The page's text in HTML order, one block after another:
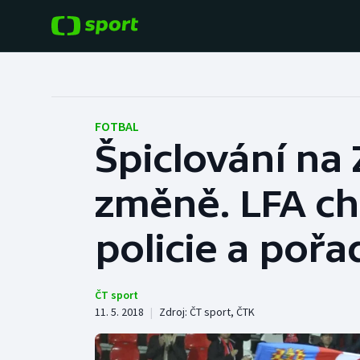
Hokej
Tenis
Cyklistika
Baseball a softbal
Basketbal
Biatlon
FOTBAL
Špiclování na
změně. LFA
policie a
ČT sport
11. 5. 2018 | Zdroj: ČT sport, ČTK